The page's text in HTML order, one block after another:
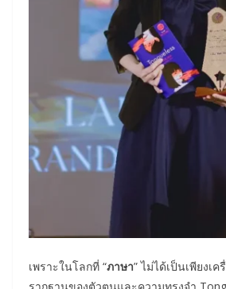
เพราะในโลกที่ “ภาษา” ไม่ได้เป็นเพียงเ